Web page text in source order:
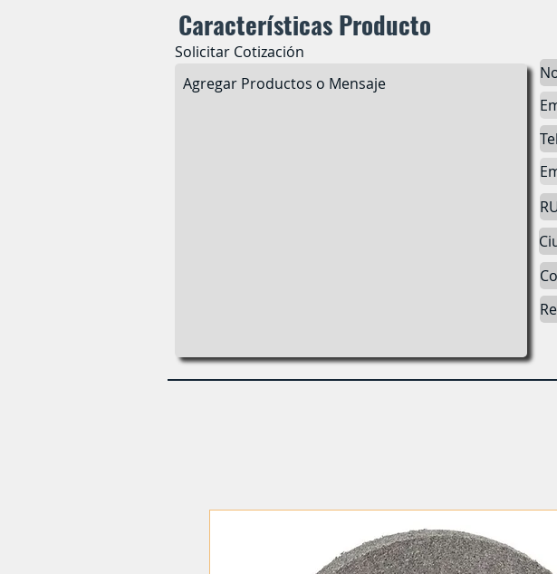
Características Producto
Solicitar Cotización